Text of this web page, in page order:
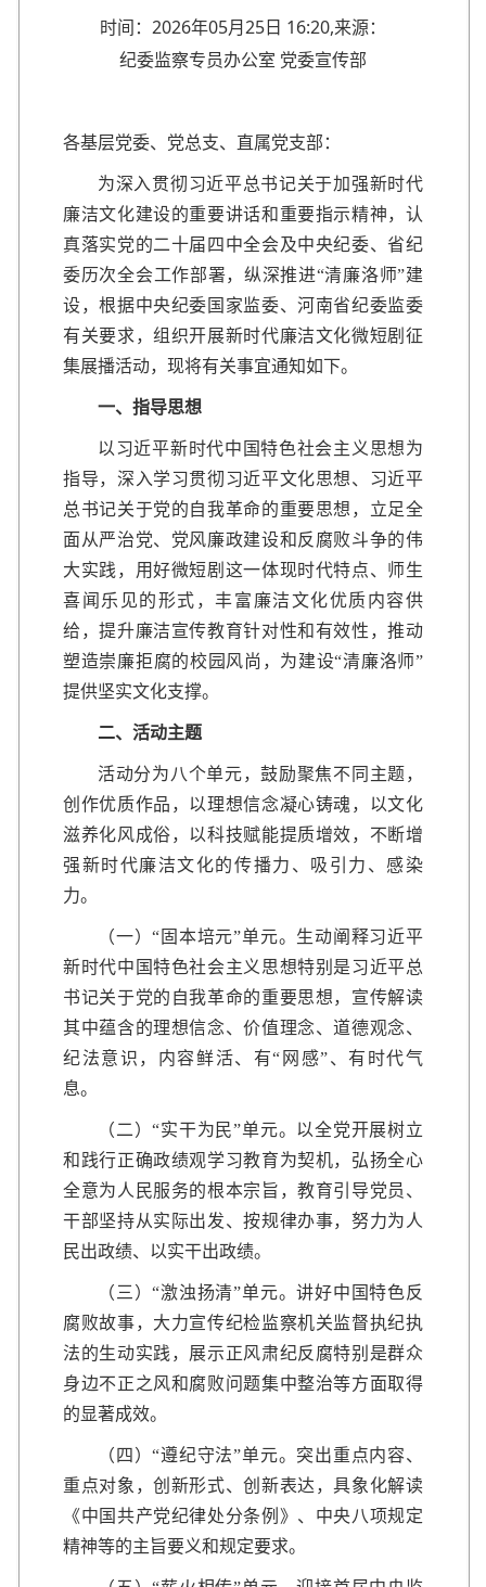
时间：2026年05月25日 16:20,来源：
纪委监察专员办公室 党委宣传部
各基层党委、党总支、直属党支部：
为深入贯彻习近平总书记关于加强新时代
廉洁文化建设的重要讲话和重要指示精神，认
真落实党的二十届四中全会及中央纪委、省纪
委历次全会工作部署，纵深推进“清廉洛师”建
设，根据中央纪委国家监委、河南省纪委监委
有关要求，组织开展新时代廉洁文化微短剧征
集展播活动，现将有关事宜通知如下。
一、指导思想
以习近平新时代中国特色社会主义思想为
指导，深入学习贯彻习近平文化思想、习近平
总书记关于党的自我革命的重要思想，立足全
面从严治党、党风廉政建设和反腐败斗争的伟
大实践，用好微短剧这一体现时代特点、师生
喜闻乐见的形式，丰富廉洁文化优质内容供
给，提升廉洁宣传教育针对性和有效性，推动
塑造崇廉拒腐的校园风尚，为建设“清廉洛师”
提供坚实文化支撑。
二、活动主题
活动分为八个单元，鼓励聚焦不同主题，
创作优质作品，以理想信念凝心铸魂，以文化
滋养化风成俗，以科技赋能提质增效，不断增
强新时代廉洁文化的传播力、吸引力、感染
力。
（一）“固本培元”单元。生动阐释习近平
新时代中国特色社会主义思想特别是习近平总
书记关于党的自我革命的重要思想，宣传解读
其中蕴含的理想信念、价值理念、道德观念、
纪法意识，内容鲜活、有“网感”、有时代气
息。
（二）“实干为民”单元。以全党开展树立
和践行正确政绩观学习教育为契机，弘扬全心
全意为人民服务的根本宗旨，教育引导党员、
干部坚持从实际出发、按规律办事，努力为人
民出政绩、以实干出政绩。
（三）“激浊扬清”单元。讲好中国特色反
腐败故事，大力宣传纪检监察机关监督执纪执
法的生动实践，展示正风肃纪反腐特别是群众
身边不正之风和腐败问题集中整治等方面取得
的显著成效。
（四）“遵纪守法”单元。突出重点内容、
重点对象，创新形式、创新表达，具象化解读
《中国共产党纪律处分条例》、中央八项规定
精神等的主旨要义和规定要求。